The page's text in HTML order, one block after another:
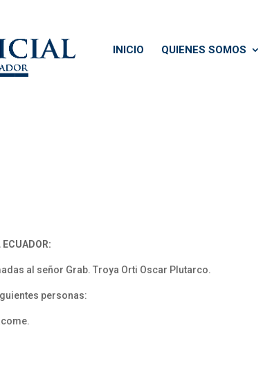
INICIO QUIENES SOMOS
al señor Grab. Troya Orti Oscar Plutarco.
personas: